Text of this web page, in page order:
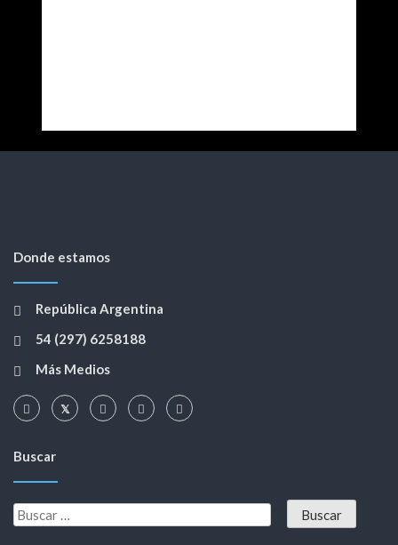
Donde estamos
República Argentina
54 (297) 6258188
Más Medios
Buscar